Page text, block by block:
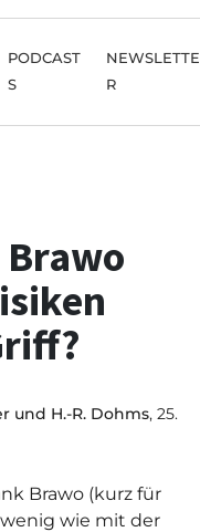
PODCAST
S
NEWSLETTE
R
und H.-R. Dohms, 25.
Brawo (kurz für
wenig wie mit der